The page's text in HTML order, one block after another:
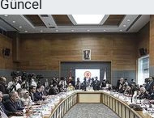
Güncel
SPOR
RESMİ İLANLAR